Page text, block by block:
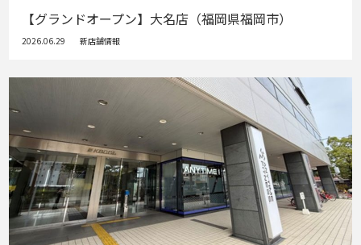
【グランドオープン】大名店（福岡県福岡市）
2026.06.29 新店舗情報